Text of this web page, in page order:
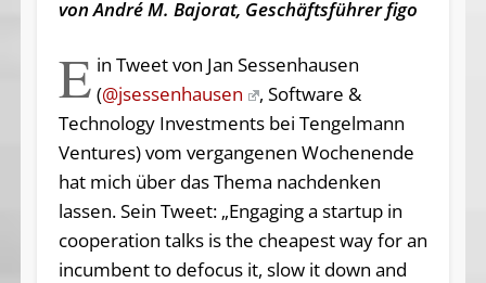
von André M. Bajorat, Geschäftsführer figo
E in Tweet von Jan Sessenhausen
(@jsessenhausen
, Software &
Technology Investments bei Tengelmann
Ventures) vom vergangenen Wochenende
hat mich über das Thema nachdenken
lassen. Sein Tweet: „Engaging a startup in
cooperation talks is the cheapest way for an
incumbent to defocus it, slow it down and